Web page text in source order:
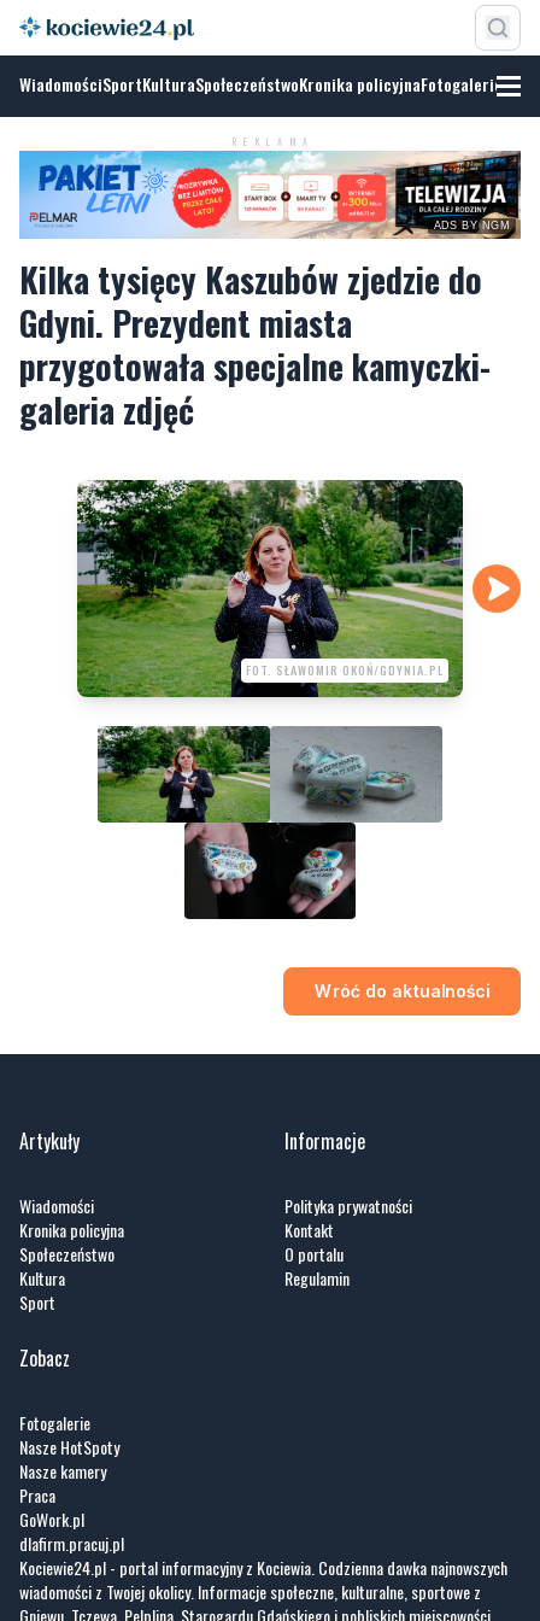
WiadomościSportKulturaSpołeczeństwoKronika policyjnaFotogalerie
REKLAMA
ADS BY NGM
Kilka tysięcy Kaszubów zjedzie do
Gdyni. Prezydent miasta
przygotowała specjalne kamyczki-
galeria zdjęć
FOT. SŁAWOMIR OKOŃ/GDYNIA.PL
Wróć do aktualności
Artykuły
Wiadomości
Kronika policyjna
Społeczeństwo
Kultura
Sport
Informacje
Polityka prywatności
Kontakt
O portalu
Regulamin
Zobacz
Fotogalerie
Nasze HotSpoty
Nasze kamery
Praca
GoWork.pl
dlafirm.pracuj.pl
Kociewie24.pl - portal informacyjny z Kociewia. Codzienna dawka najnowszych
wiadomości z Twojej okolicy. Informacje społeczne, kulturalne, sportowe z
Gniewu, Tczewa, Pelplina, Starogardu Gdańskiego i pobliskich miejscowości.